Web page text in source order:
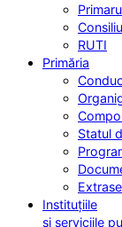
RUTI
Primăria
Statul
Instituțiile
și serviciile